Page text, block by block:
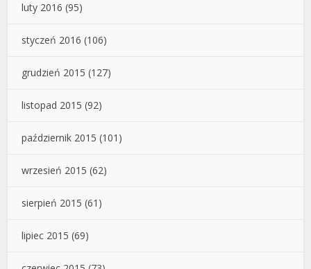
luty 2016 (95)
styczeń 2016 (106)
grudzień 2015 (127)
listopad 2015 (92)
październik 2015 (101)
wrzesień 2015 (62)
sierpień 2015 (61)
lipiec 2015 (69)